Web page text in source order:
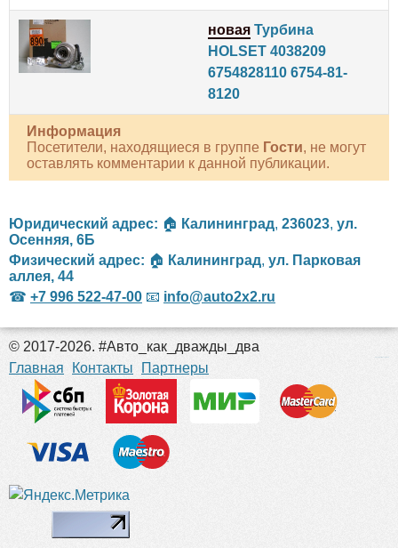
новая Турбина
HOLSET 4038209
6754828110 6754-81-
8120
Информация
Посетители, находящиеся в группе Гости, не могут
оставлять комментарии к данной публикации.
Юридический адрес: 🏠 Калининград, 236023, ул.
Осенняя, 6Б
Физический адрес: 🏠 Калининград, ул. Парковая
аллея, 44
☎ +7 996 522-47-00 📧 info@auto2x2.ru
© 2017-2026. #Авто_как_дважды_два
Главная
Контакты Партнеры